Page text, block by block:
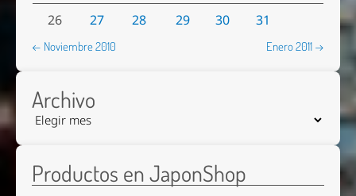
26
27 28 29 30 31
← Noviembre 2010 Enero 2011 →
Archivo
Productos en JaponShop